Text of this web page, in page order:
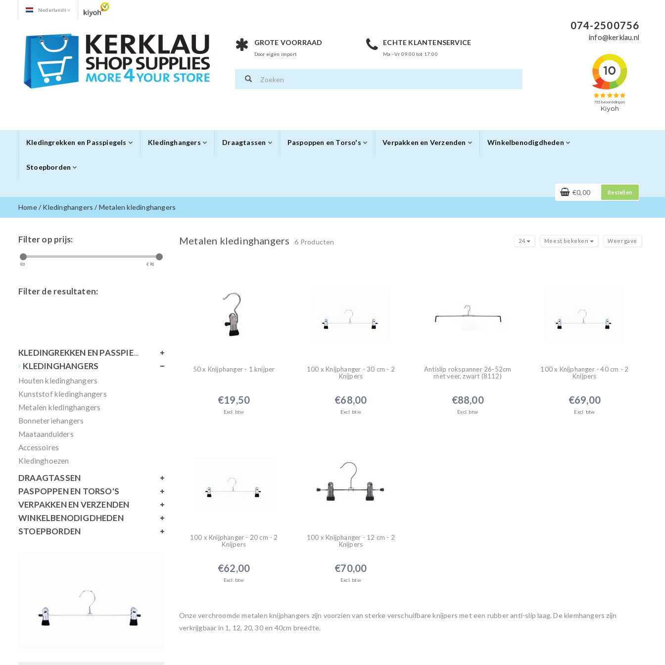
Nederlands
GROTE VOORRAAD
Door eigen import
ECHTE KLANTENSERVICE
Ma - Vr 09:00 tot 17:00
074-2500756
info@kerklau.nl
Kledingrekken en Passpiegels Kledinghangers Draagtassen Paspoppen en Torso's Verpakken en Verzenden Winkelbenodigdheden
Stoepborden
€0,00 Bestellen
Home/Kledinghangers /Metalen kledinghangers
Filter op prijs:
€0 € 90
Filter de resultaten:
KLEDINGREKKEN EN PASSPIEGELS
KLEDINGHANGERS
Houten kledinghangers
Kunststof kledinghangers
Metalen kledinghangers
Bonneteriehangers
Maataanduiders
Accessoires
Kledinghoezen
DRAAGTASSEN
PASPOPPEN EN TORSO'S
VERPAKKEN EN VERZENDEN
WINKELBENODIGDHEDEN
STOEPBORDEN
Metalen kledinghangers 6 Producten Weergave
Meest bekeken
24
50 x Knijphanger - 1 knijper
€19,50
Excl. btw
100 x Knijphanger - 30 cm - 2
Knijpers
€68,00
Excl. btw
Antislip rokspanner 26-52cm
met veer, zwart (8112)
€88,00
Excl. btw
100 x Knijphanger - 40 cm - 2
Knijpers
€69,00
Excl. btw
100 x Knijphanger - 20 cm - 2
Knijpers
€62,00
Excl. btw
100 x Knijphanger - 12 cm - 2
Knijpers
€70,00
Excl. btw
Onze verchroomde metalen knijphangers zijn voorzien van sterke verschuifbare knijpers met een rubber anti-slip laag. De klemhangers zijn
verkrijgbaar in 1, 12, 20, 30 en 40cm breedte.